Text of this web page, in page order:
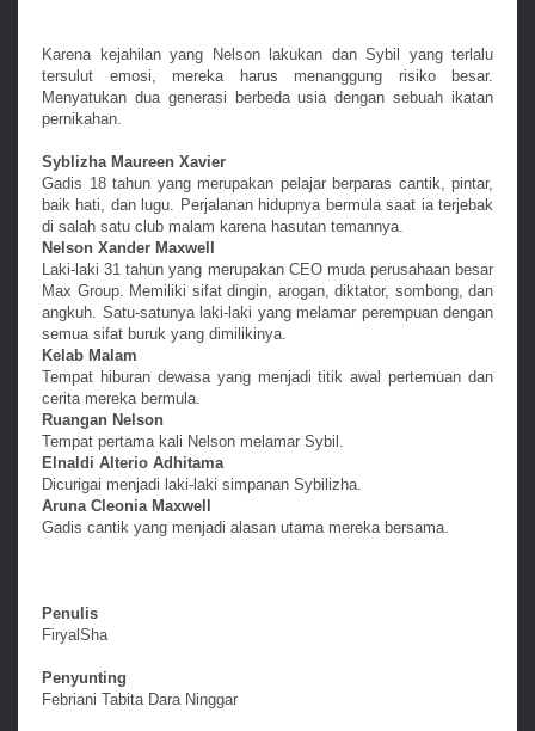
Karena kejahilan yang Nelson lakukan dan Sybil yang terlalu
tersulut emosi, mereka harus menanggung risiko besar.
Menyatukan dua generasi berbeda usia dengan sebuah ikatan
pernikahan.
Syblizha Maureen Xavier
Gadis 18 tahun yang merupakan pelajar berparas cantik, pintar,
baik hati, dan lugu. Perjalanan hidupnya bermula saat ia terjebak
di salah satu club malam karena hasutan temannya.
Nelson Xander Maxwell
Laki-laki 31 tahun yang merupakan CEO muda perusahaan besar
Max Group. Memiliki sifat dingin, arogan, diktator, sombong, dan
angkuh. Satu-satunya laki-laki yang melamar perempuan dengan
semua sifat buruk yang dimilikinya.
Kelab Malam
Tempat hiburan dewasa yang menjadi titik awal pertemuan dan
cerita mereka bermula.
Ruangan Nelson
Tempat pertama kali Nelson melamar Sybil.
Elnaldi Alterio Adhitama
Dicurigai menjadi laki-laki simpanan Sybilizha.
Aruna Cleonia Maxwell
Gadis cantik yang menjadi alasan utama mereka bersama.
Penulis
FiryalSha
Penyunting
Febriani Tabita Dara Ninggar